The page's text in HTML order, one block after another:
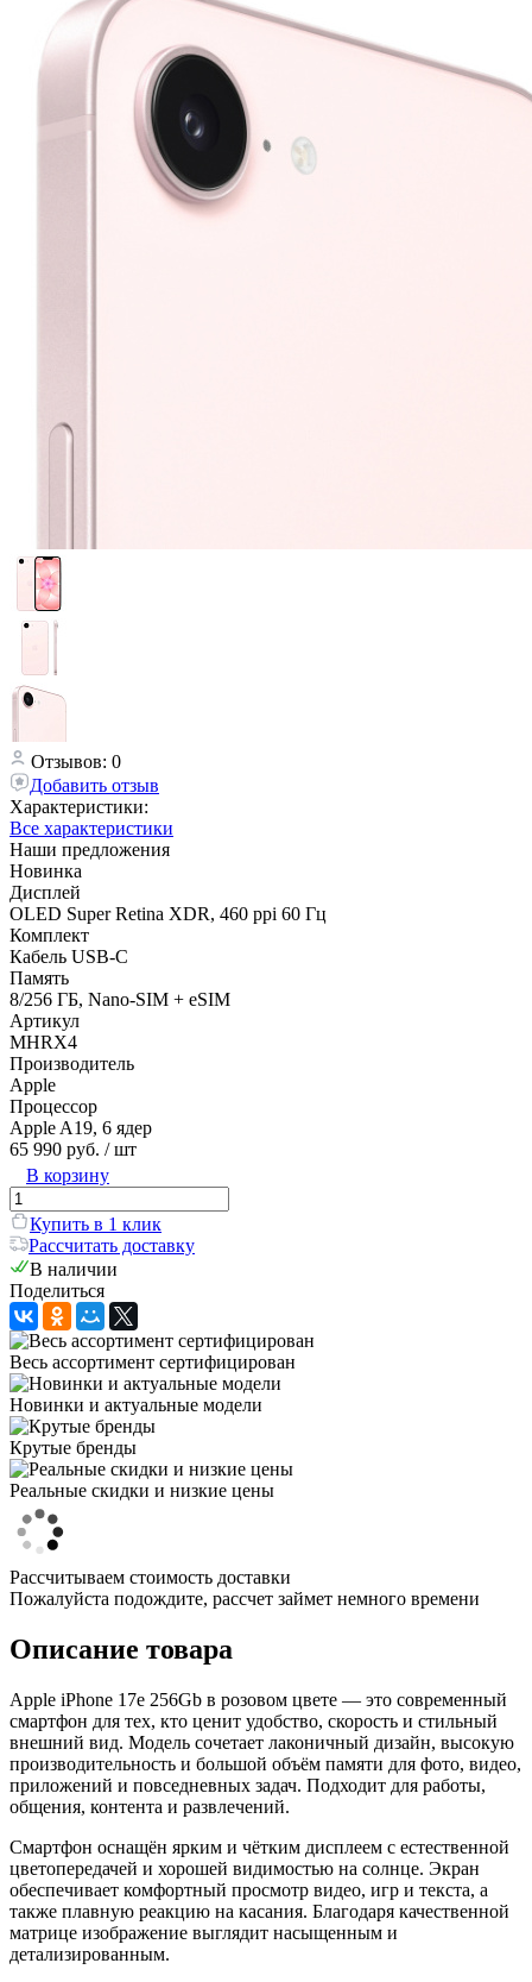
Отзывов: 0
Добавить отзыв
Характеристики:
Все характеристики
Наши предложения
Новинка
Дисплей
OLED Super Retina XDR, 460 ppi 60 Гц
Комплект
Кабель USB-C
Память
8/256 ГБ, Nano-SIM + eSIM
Артикул
MHRX4
Производитель
Apple
Процессор
Apple A19, 6 ядер
65 990 руб. / шт
В корзину
Купить в 1 клик
Рассчитать доставку
В наличии
Поделиться
Весь ассортимент сертифицирован
Новинки и актуальные модели
Крутые бренды
Реальные скидки и низкие цены
Рассчитываем стоимость доставки
Пожалуйста подождите, рассчет займет немного времени
Описание товара
Apple iPhone 17e 256Gb в розовом цвете — это современный
смартфон для тех, кто ценит удобство, скорость и стильный
внешний вид. Модель сочетает лаконичный дизайн, высокую
производительность и большой объём памяти для фото, видео,
приложений и повседневных задач. Подходит для работы,
общения, контента и развлечений.
Смартфон оснащён ярким и чётким дисплеем с естественной
цветопередачей и хорошей видимостью на солнце. Экран
обеспечивает комфортный просмотр видео, игр и текста, а
также плавную реакцию на касания. Благодаря качественной
матрице изображение выглядит насыщенным и
детализированным.